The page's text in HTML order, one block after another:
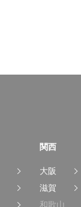
関西
大阪
滋賀
和歌山